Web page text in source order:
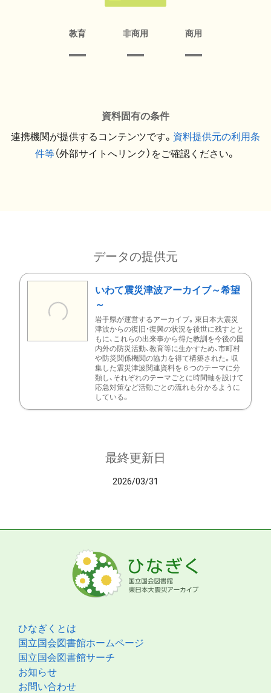
教育 非商用 商用
資料固有の条件
連携機関が提供するコンテンツです。 資料提供元の利用条
件等（外部サイトへリンク）をご確認ください。
データの提供元
いわて震災津波アーカイブ～希望
～
岩手県が運営するアーカイブ。東日本大震災
津波からの復旧・復興の状況を後世に残すとと
もに、これらの出来事から得た教訓を今後の国
内外の防災活動、教育等に生かすため、市町村
や防災関係機関の協力を得て構築された。収
集した震災津波関連資料を６つのテーマに分
類し、それぞれのテーマごとに時間軸を設けて
応急対策など活動ごとの流れも分かるように
している。
最終更新日
2026/03/31
ひなぎくとは
国立国会図書館ホームページ
国立国会図書館サーチ
お知らせ
お問い合わせ